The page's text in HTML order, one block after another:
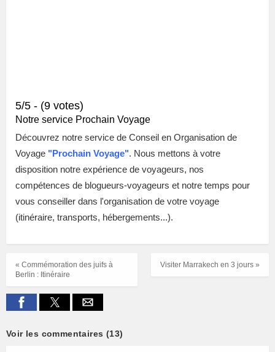
5/5 - (9 votes)
Notre service Prochain Voyage
Découvrez notre service de Conseil en Organisation de
Voyage "Prochain Voyage". Nous mettons à votre
disposition notre expérience de voyageurs, nos
compétences de blogueurs-voyageurs et notre temps pour
vous conseiller dans l'organisation de votre voyage
(itinéraire, transports, hébergements...).
Visiter Marrakech en 3 jours »
« Commémoration des juifs à
Berlin : Itinéraire
Voir les commentaires (13)